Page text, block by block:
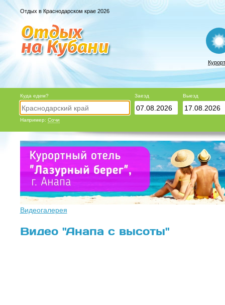
Отдых в Краснодарском крае 2026
Куда едем?
Например: Сочи
Заезд Выезд
Видеогалерея
Видео "Анапа с высоты"